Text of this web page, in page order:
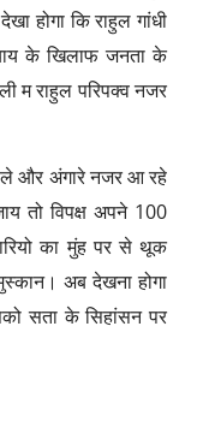
होगा कि राहुल गांधी
के खिलाफ जनता के
म राहुल परिपक्व नजर
और अंगारे नजर आ रहे
तो विपक्ष अपने 100
का मुंह पर से थूक
अब देखना होगा
सता के सिहांसन पर